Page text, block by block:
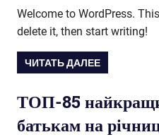
Welcome to WordPress.
delete it, then start writing!
ЧИТАТЬ ДАЛЕЕ
ТОП-85
батькам на